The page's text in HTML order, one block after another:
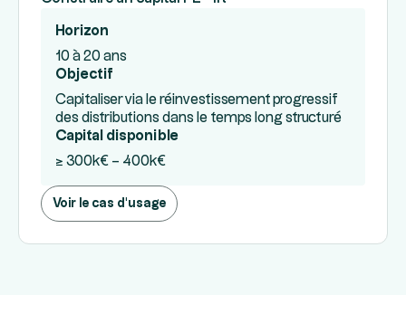
Horizon
10 à 20 ans
Objectif
Capitaliser via le réinvestissement progressif
des distributions dans le temps long structuré
Capital disponible
≥ 300k€ – 400k€
Voir le cas d'usage